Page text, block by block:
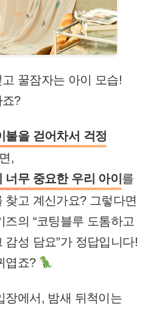
꿀잠자는 아이 모습!
죠?
불을 걷어차서 걱정
,
무 중요한 우리 아이 를
찾고 계신가요? 그렇다면
의 “코팅블루 도톰하고
성 담요”가 정답입니다!
엽죠?
장에서, 밤새 뒤척이는